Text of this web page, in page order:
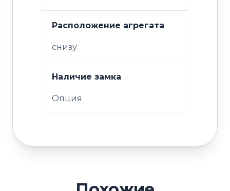
Расположение агрегата
снизу
Наличие замка
Опция